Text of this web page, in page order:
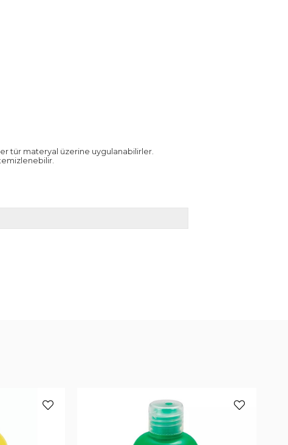
tür materyal üzerine uygulanabilirler.